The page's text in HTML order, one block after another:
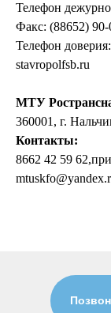
Телефон
Факс: (88652) 90-
Телефон
stavropolfsb.ru
МТУ
360001, г.
Контакты:
8662 42 59